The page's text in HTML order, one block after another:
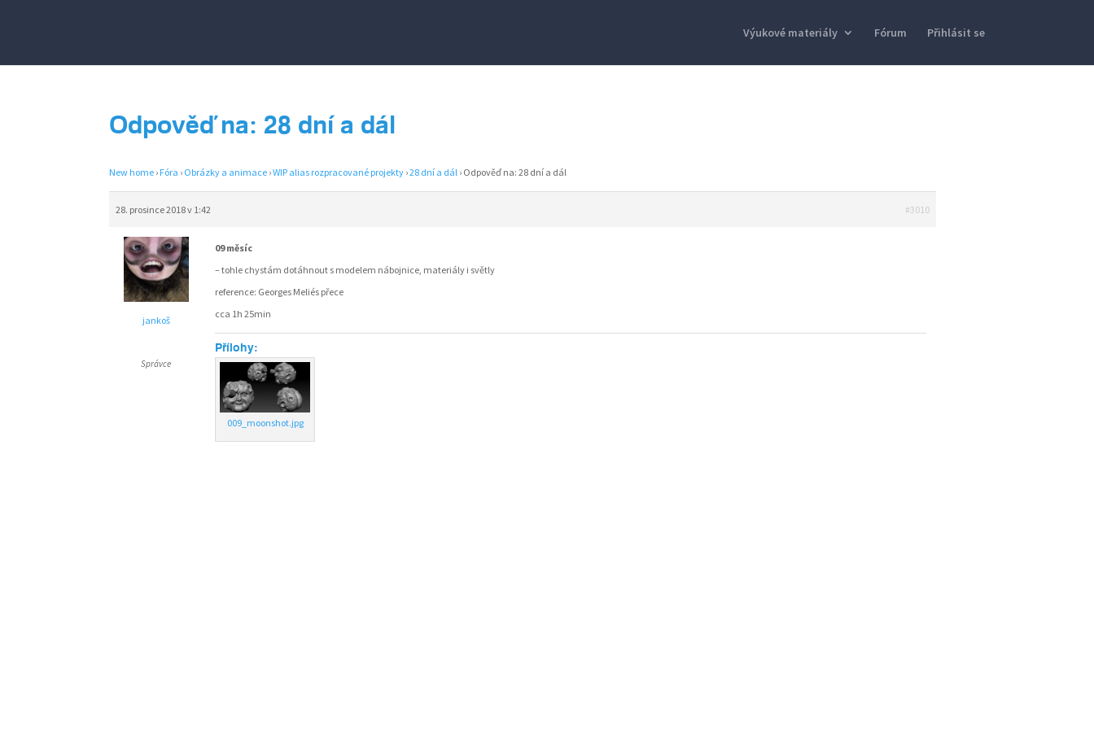
Výukové materiály Fórum Přihlásit se
Odpověď na: 28 dní a dál
New home › Fóra › Obrázky a animace ›WIP alias rozpracované projekty ›28 dní a dál › Odpověď na: 28 dní a dál
28. prosince 2018 v 1:42 #3010
jankoš
Správce
09 měsíc
– tohle chystám dotáhnout s modelem nábojnice, materiály i světly
reference: Georges Meliés přece
cca 1h 25min
Přílohy:
009_moonshot.jpg